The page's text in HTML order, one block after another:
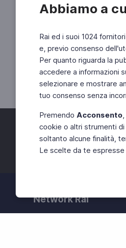
Abbiamo a
Rai ed i suoi 1024
e, previo consenso
Per quanto riguarda la
accedere a informazioni
selezionare e mostrare
tuo consenso senza
Premendo Acconsento
cookie o altri strumenti
soltanto alcune finalità,
Le scelte da te
Facebook